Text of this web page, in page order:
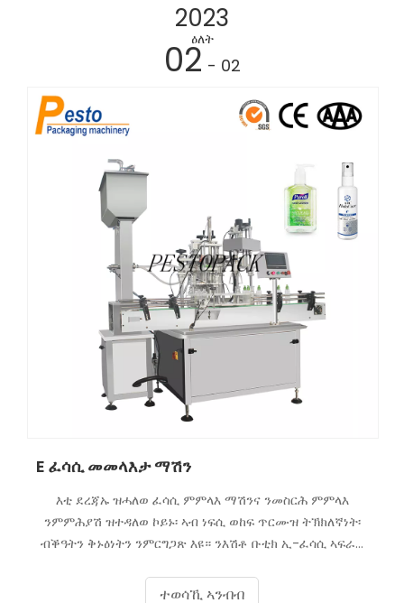
2023
ዕለት
02 - 02
E ፈሳሲ መመላእታ ማሽን
እቲ ደረጃኡ ዝሓለወ ፈሳሲ ምምላእ ማሽንና ንመስርሕ ምምላእ
ንምምሕያሽ ዝተዳለወ ኮይኑ፡ ኣብ ነፍሲ ወከፍ ጥርሙዝ ትኽክለኛነት፡
ብቕዓትን ቅኑዕነትን ንምርግጋጽ እዩ። ንእሽቶ ቡቲክ ኢ-ፈሳሲ ኣፍራዪ
ንፍርያትኩም ሰውራ ከምጽእ እዩ።
ተወሳኺ ኣንብብ